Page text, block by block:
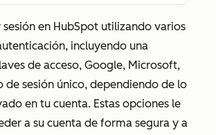
sesión en HubSpot utilizando varios
incluyendo una
de acceso, Google, Microsoft,
de sesión único, dependiendo de lo
en tu cuenta. Estas opciones le
a su cuenta de forma segura y a